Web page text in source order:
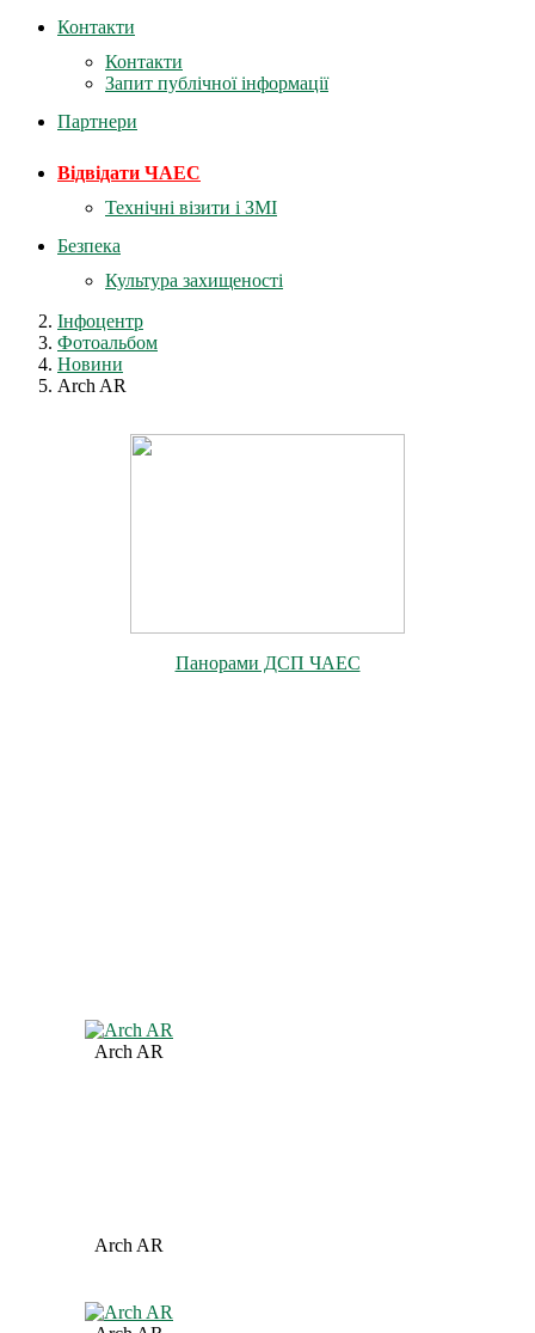
Контакти
Контакти
Запит публічної інформації
Партнери
Відвідати ЧАЕС
Технічні візити і ЗМІ
Безпека
Культура захищеності
Інфоцентр
Фотоальбом
Новини
Arch AR
Панорами ДСП ЧАЕС
Arch AR
Arch AR